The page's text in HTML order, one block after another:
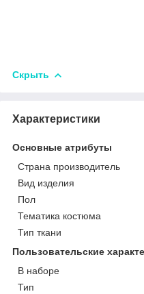
Скрыть
Характеристики
Основные атрибуты
Страна производитель
Вид изделия
Пол
Тематика костюма
Тип ткани
Пользовательские
В наборе
Тип